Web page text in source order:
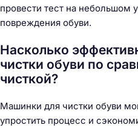
провести тест на небольшом
повреждения обуви.
Насколько
чистки обуви по
чисткой?
Машинки для чистки обуви
упростить процесс и